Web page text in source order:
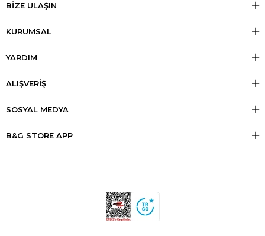
BİZE ULAŞIN
KURUMSAL
YARDIM
ALIŞVERİŞ
SOSYAL MEDYA
B&G STORE APP